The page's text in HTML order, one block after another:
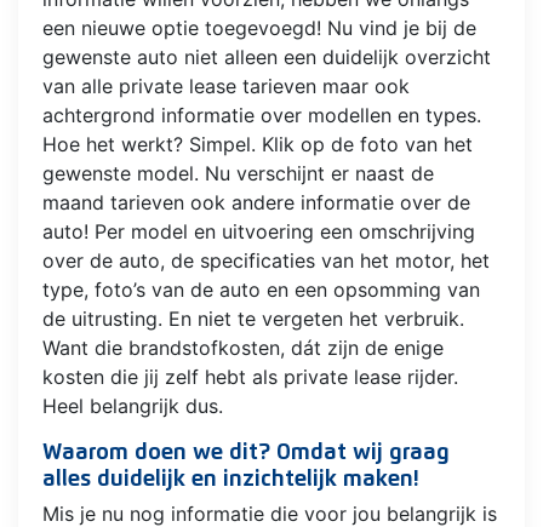
een nieuwe optie toegevoegd! Nu vind je bij de
gewenste auto niet alleen een duidelijk overzicht
van alle private lease tarieven maar ook
achtergrond informatie over modellen en types.
Hoe het werkt? Simpel. Klik op de foto van het
gewenste model. Nu verschijnt er naast de
maand tarieven ook andere informatie over de
auto! Per model en uitvoering een omschrijving
over de auto, de specificaties van het motor, het
type, foto’s van de auto en een opsomming van
de uitrusting. En niet te vergeten het verbruik.
Want die brandstofkosten, dát zijn de enige
kosten die jij zelf hebt als private lease rijder.
Heel belangrijk dus.
Waarom doen we dit? Omdat wij graag
alles duidelijk en inzichtelijk maken!
Mis je nu nog informatie die voor jou belangrijk is